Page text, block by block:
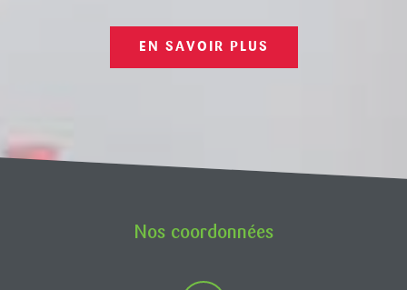
EN SAVOIR PLUS
Nos coordonnées